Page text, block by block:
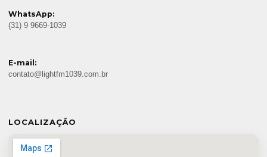
WhatsApp:
(31) 9 9669-1039
E-mail:
contato@lightfm1039.com.br
LOCALIZAÇÃO